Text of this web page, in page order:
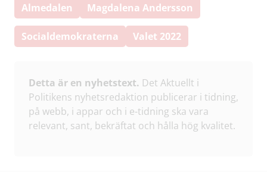
Almedalen Magdalena Andersson
Socialdemokraterna Valet 2022
Detta är en nyhetstext. Det Aktuellt i
Politikens nyhetsredaktion publicerar i tidning,
på webb, i appar och i e-tidning ska vara
relevant, sant, bekräftat och hålla hög kvalitet.